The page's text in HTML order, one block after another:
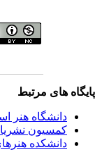
مرتبط
هنر اسلامی
نشریات وزارت
هنرهای صناعی